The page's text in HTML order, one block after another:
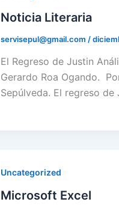
Noticia Literaria
servisepul@gmail.com /
El Regreso de Justin
Gerardo Roa Ogando.
Sepúlveda. El regreso
Uncategorized
Microsoft Excel